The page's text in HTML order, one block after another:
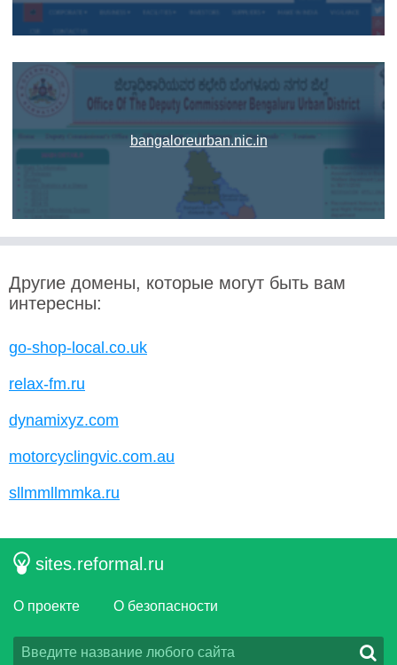
bangaloreurban.nic.in
Другие домены, которые могут быть вам
интересны:
go-shop-local.co.uk
relax-fm.ru
dynamixyz.com
motorcyclingvic.com.au
sllmmllmmka.ru
sites.reformal.ru
О проекте О безопасности